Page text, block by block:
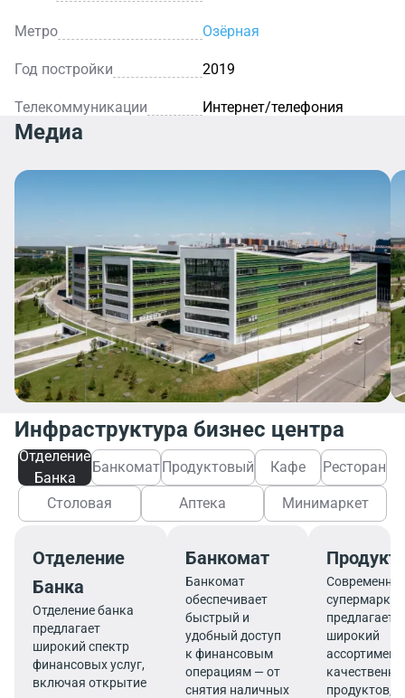
Метро Озёрная
Год постройки 2019
Телекоммуникации Интернет/телефония
Медиа
Инфраструктура бизнес центра
Отделение
Банка
Банкомат Продуктовый Кафе Ресторан
Столовая Аптека Минимаркет
Отделение
Банка
Отделение банка
предлагает
широкий спектр
финансовых услуг,
включая открытие
Банкомат
Банкомат
обеспечивает
быстрый и
удобный доступ
к финансовым
операциям — от
снятия наличных
супермаркет
предлагает
широкий
ассортимент
продуктов,